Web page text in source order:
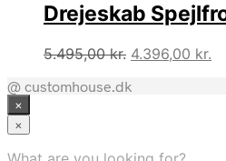
Drejeskab
5.495,00kr. Den
pris
4.396,00 kr.
@ customhouse.dk
×
×